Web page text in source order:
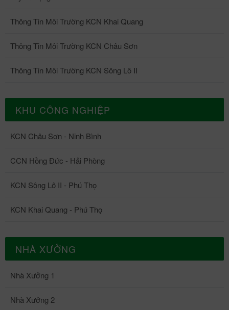
Thông Tin Môi Trường KCN Khai Quang
Thông Tin Môi Trường KCN Châu Sơn
Thông Tin Môi Trường KCN Sông Lô II
KHU CÔNG NGHIỆP
KCN Châu Sơn - Ninh Bình
CCN Hồng Đức - Hải Phòng
KCN Sông Lô II - Phú Thọ
KCN Khai Quang - Phú Thọ
NHÀ XƯỞNG
Nhà Xưởng 1
Nhà Xưởng 2